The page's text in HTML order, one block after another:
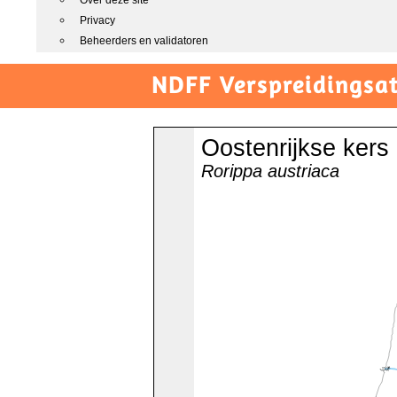
Privacy
Beheerders en validatoren
NDFF